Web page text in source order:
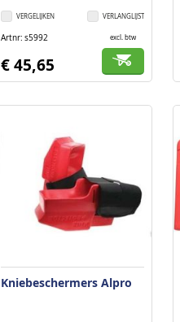
VERLANGLIJST
VERGELIJKEN
Artnr s5992 excl. btw
€ 45,65
Kniebeschermers Alpro